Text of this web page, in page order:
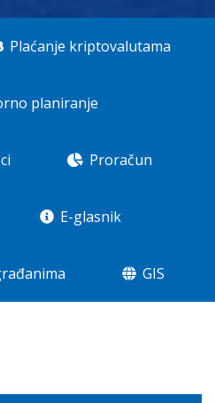
Plaćanje kriptovalutama
planiranje
Proračun
E-glasnik
GIS